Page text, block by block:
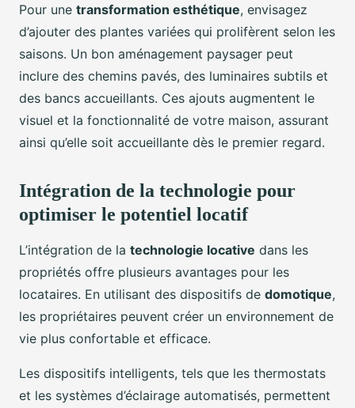
Pour une transformation esthétique, envisagez
d’ajouter des plantes variées qui prolifèrent selon les
saisons. Un bon aménagement paysager peut
inclure des chemins pavés, des luminaires subtils et
des bancs accueillants. Ces ajouts augmentent le
visuel et la fonctionnalité de votre maison, assurant
ainsi qu’elle soit accueillante dès le premier regard.
Intégration de la technologie pour
optimiser le potentiel locatif
L’intégration de la technologie locative dans les
propriétés offre plusieurs avantages pour les
locataires. En utilisant des dispositifs de domotique,
les propriétaires peuvent créer un environnement de
vie plus confortable et efficace.
Les dispositifs intelligents, tels que les thermostats
et les systèmes d’éclairage automatisés, permettent